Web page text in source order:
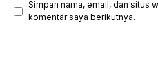
Simpan nama, email, dan situs
komentar saya berikutnya.